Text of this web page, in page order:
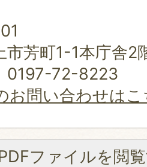
市芳町1-1本庁舎2
0197-72-8223
お問い合わせは
ファイルを閲